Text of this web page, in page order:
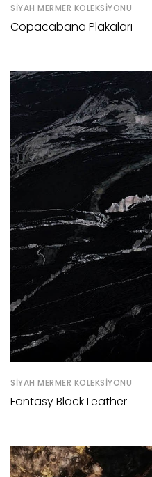
SIYAH MERMER KOLEKSIYONU
Copacabana Plakaları
SIYAH MERMER KOLEKSIYONU
Fantasy Black Leather